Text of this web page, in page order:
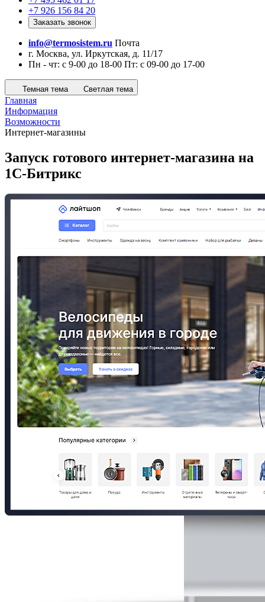
+7 926 156 84 20
Заказать звонок
info@termosistem.ru Почта
г. Москва, ул. Иркутская, д. 11/17
Пн - чт: с 9-00 до 18-00 Пт: с 09-00 до 17-00
Темная тема Светлая тема
Главная
Информация
Возможности
Интернет-магазины
Запуск готового интернет-магазина на
1С-Битрикс